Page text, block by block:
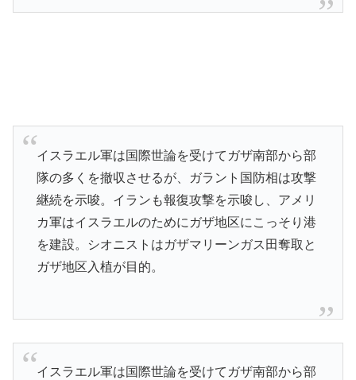
イスラエル軍は国際世論を受けてガザ南部から部
隊の多くを撤収させるが、ガラント国防相は攻撃
継続を示唆。イランも報復攻撃を示唆し、アメリ
カ軍はイスラエルのためにガザ地区にこっそり港
を建設。シオニストはガザマリーンガス田奪取と
ガザ地区入植が目的。
イスラエル軍は国際世論を受けてガザ南部から部